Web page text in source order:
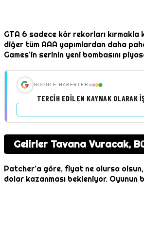
GTA 6 sadece kâr rekorları
diğer tüm AAA yapımlardan daha
Games’in serinin yeni bombasını
GOOGLE HABERLER
TERCIH EDILEN KAYNAK OLARAK
Gelirler Tavana Vuracak,
Patcher’a göre, fiyat ne olursa
dolar kazanması bekleniyor.